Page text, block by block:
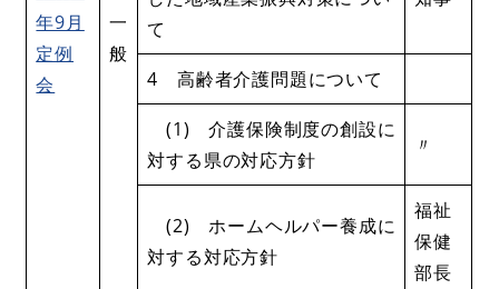
年9月
定例
会
一
般
て
4 高齢者介護問題について
(1) 介護保険制度の創設に
対する県の対応方針
〃
(2) ホームヘルパー養成に
対する対応方針
福祉
保健
部長